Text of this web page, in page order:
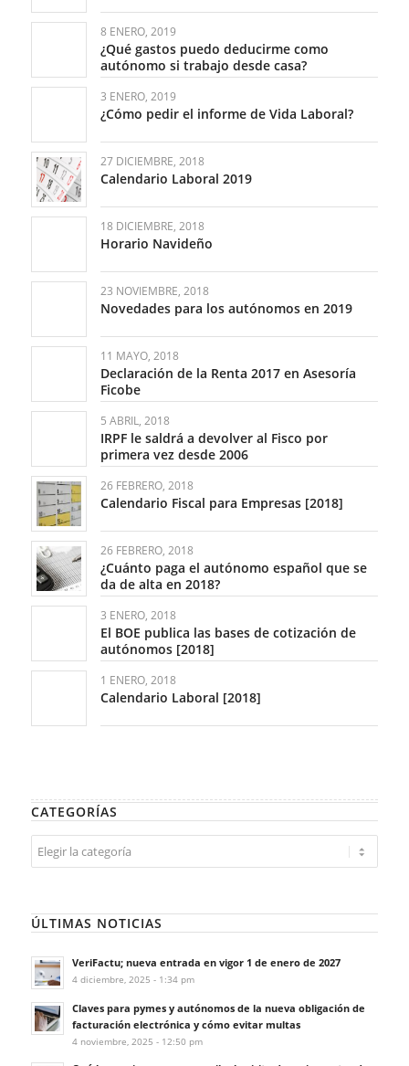
8 ENERO, 2019
¿Qué gastos puedo deducirme como
autónomo si trabajo desde casa?
3 ENERO, 2019
¿Cómo pedir el informe de Vida Laboral?
27 DICIEMBRE, 2018
Calendario Laboral 2019
18 DICIEMBRE, 2018
Horario Navideño
23 NOVIEMBRE, 2018
Novedades para los autónomos en 2019
11 MAYO, 2018
Declaración de la Renta 2017 en Asesoría
Ficobe
5 ABRIL, 2018
IRPF le saldrá a devolver al Fisco por
primera vez desde 2006
26 FEBRERO, 2018
Calendario Fiscal para Empresas [2018]
26 FEBRERO, 2018
¿Cuánto paga el autónomo español que se
da de alta en 2018?
3 ENERO, 2018
El BOE publica las bases de cotización de
autónomos [2018]
1 ENERO, 2018
Calendario Laboral [2018]
CATEGORÍAS
Categorías
ÚLTIMAS NOTICIAS
VeriFactu; nueva entrada en vigor 1 de enero de 2027
4 diciembre, 2025 - 1:34 pm
Claves para pymes y autónomos de la nueva obligación de
facturación electrónica y cómo evitar multas
4 noviembre, 2025 - 12:50 pm